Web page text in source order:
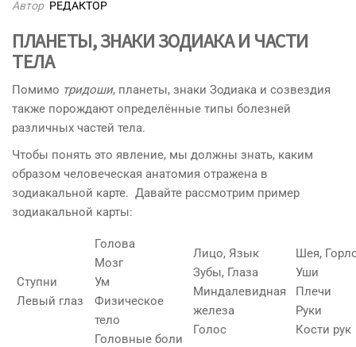
Автор РЕДАКТОР
ПЛАНЕТЫ, ЗНАКИ ЗОДИАКА И ЧАСТИ
ТЕЛА
Помимо тридоши, планеты, знаки Зодиака и созвездия
также порождают определённые типы болезней
различных частей тела.
Чтобы понять это явление, мы должны знать, каким
образом человеческая анатомия отражена в
зодиакальной карте. Давайте рассмотрим пример
зодиакальной карты:
Ступни
Левый глаз
Голова
Мозг
Ум
Физическое
тело
Головные боли
Лицо, Язык
Зубы, Глаза
Миндалевидная
железа
Голос
Шея,
Уши
Плечи
Руки
Кости рук